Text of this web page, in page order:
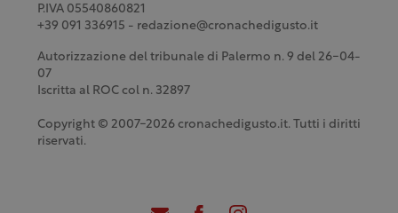
P.IVA 05540860821
+39 091 336915 - redazione@cronachedigusto.it
Autorizzazione del tribunale di Palermo n. 9 del 26-04-
07
Iscritta al ROC col n. 32897
Copyright © 2007-2026 cronachedigusto.it. Tutti i diritti
riservati.